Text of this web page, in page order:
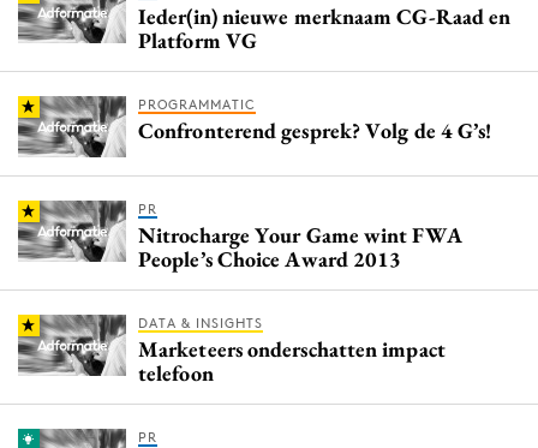
Ieder(in) nieuwe merknaam CG-Raad en
Platform VG
PROGRAMMATIC
Confronterend gesprek? Volg de 4 G’s!
PR
Nitrocharge Your Game wint FWA
People’s Choice Award 2013
DATA & INSIGHTS
Marketeers onderschatten impact
telefoon
PR